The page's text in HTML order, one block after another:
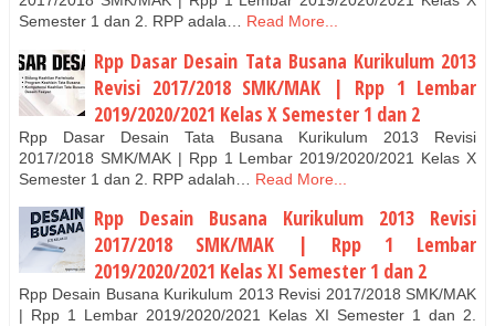
Semester 1 dan 2. RPP adala… Read More...
Rpp Dasar Desain Tata Busana Kurikulum 2013
Revisi 2017/2018 SMK/MAK | Rpp 1 Lembar
2019/2020/2021 Kelas X Semester 1 dan 2
Rpp Dasar Desain Tata Busana Kurikulum 2013 Revisi
2017/2018 SMK/MAK | Rpp 1 Lembar 2019/2020/2021 Kelas X
Semester 1 dan 2. RPP adalah…
Read More...
Rpp Desain Busana Kurikulum 2013 Revisi
2017/2018 SMK/MAK | Rpp 1 Lembar
2019/2020/2021 Kelas XI Semester 1 dan 2
Rpp Desain Busana Kurikulum 2013 Revisi 2017/2018 SMK/MAK
| Rpp 1 Lembar 2019/2020/2021 Kelas XI Semester 1 dan 2.